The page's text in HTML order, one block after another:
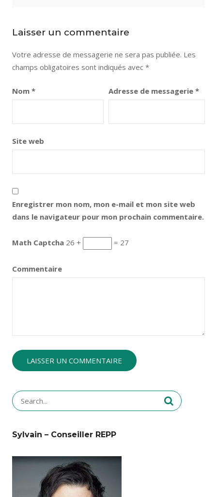
Laisser un commentaire
Votre adresse de messagerie ne sera pas publiée. Les
champs obligatoires sont indiqués avec *
Nom * Adresse de messagerie *
Site web
Enregistrer mon nom, mon e-mail et mon site web
dans le navigateur pour mon prochain commentaire.
Math Captcha 26 + = 27
Commentaire
Search
for:
Sylvain – Conseiller REPP